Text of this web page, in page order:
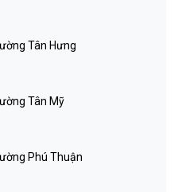
Tân Hưng
Tân Mỹ
Phú Thuận